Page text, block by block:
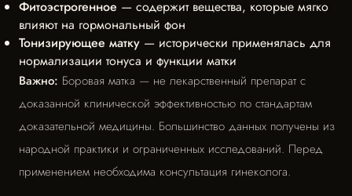
Фитоэстрогенное — содержит вещества, которые мягко
влияют на гормональный фон
Тонизирующее матку — исторически применялась для
нормализации тонуса и функции матки
Важно: Боровая матка — не лекарственный препарат с
доказанной клинической эффективностью по стандартам
доказательной медицины. Большинство данных получены из
народной практики и ограниченных исследований. Перед
применением необходима консультация гинеколога.